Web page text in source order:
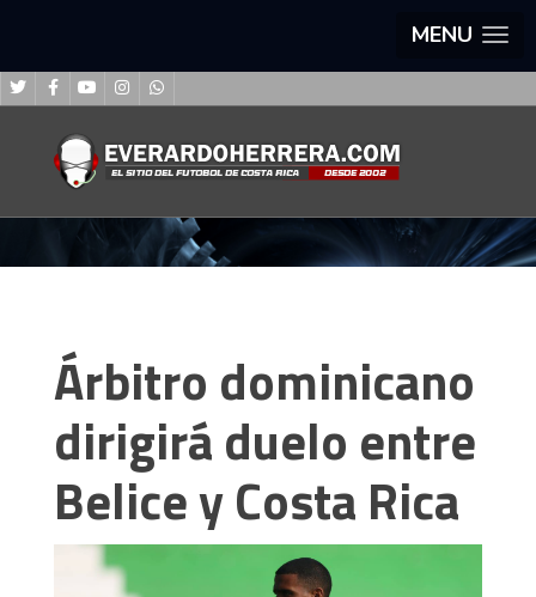
MENU
Árbitro dominicano
dirigirá duelo entre
Belice y Costa Rica